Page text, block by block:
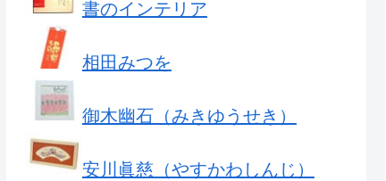
書のインテリア
相田みつを
御木幽石（みきゆうせき）
安川眞慈（やすかわしんじ）